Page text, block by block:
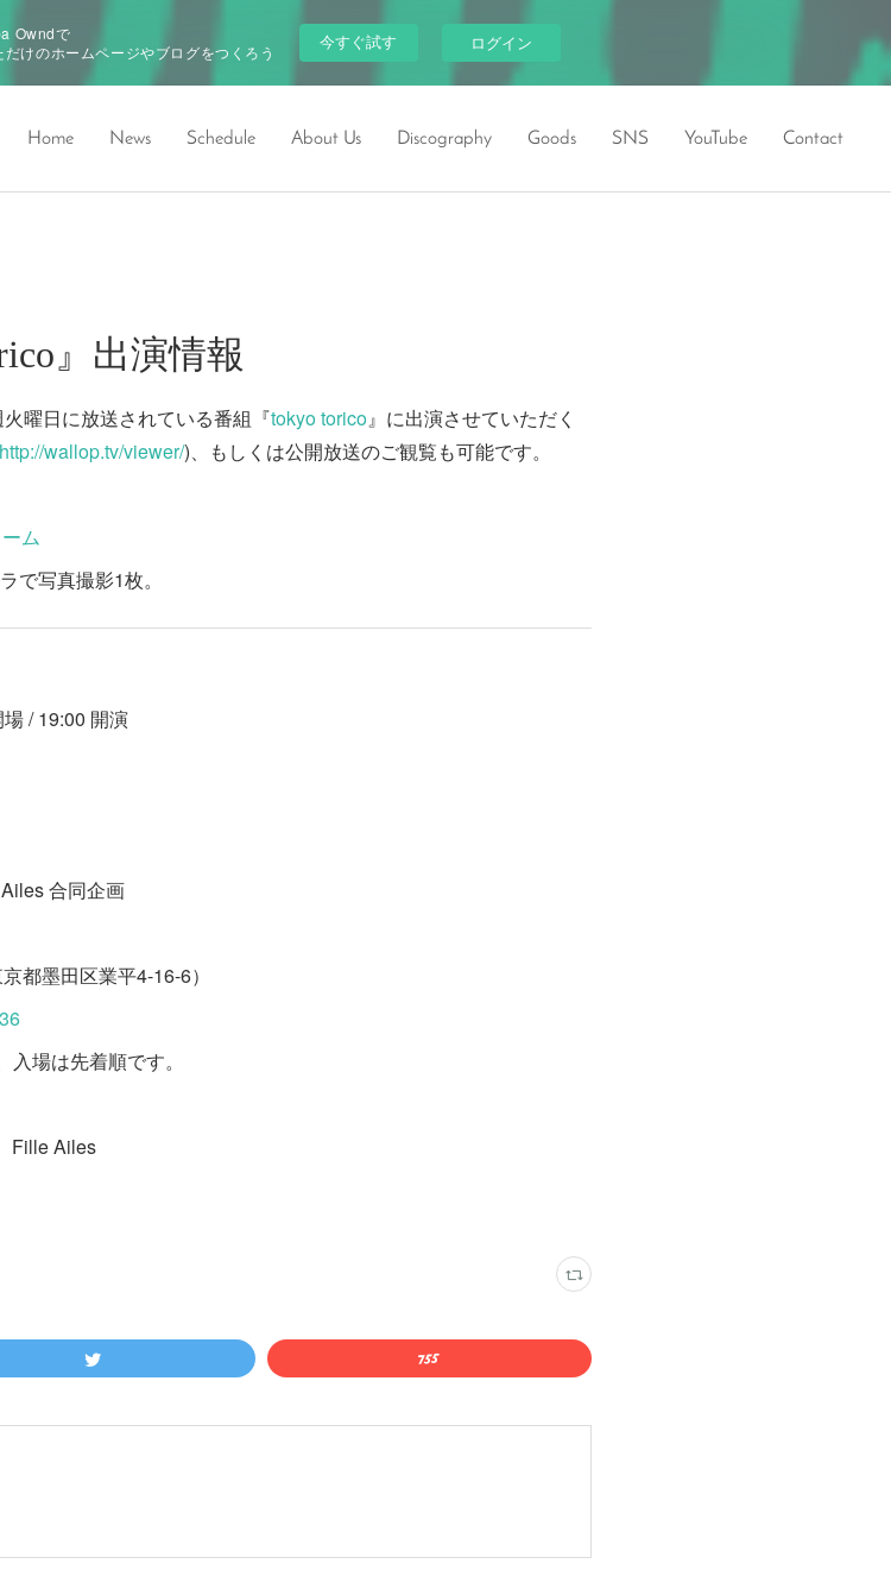
Owndで
だけのホームページやブログをつくろう
今すぐ試す ログイン
Home News Schedule About Us Discography Goods SNS YouTube Contact
』出演情報
曜日に放送されている番組『tokyo torico』に出演させていただく
http://wallop.tv/viewer/)、もしくは公開放送のご観覧も可能です。
ム
で写真撮影1枚。
/ 19:00 開演
合同企画
都墨田区業平4-16-6）
場は先着順です。
Fille Ailes